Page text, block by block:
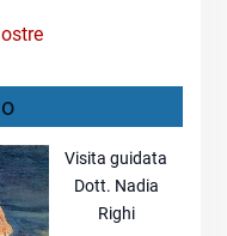
Visita guidata
Dott. Nadia
Righi